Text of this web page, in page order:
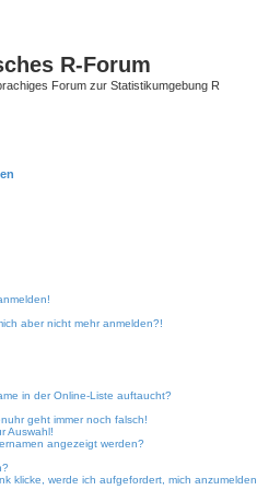
R-Forum
Forum zur Statistikumgebung R
aber nicht mehr anmelden?!
in der Online-Liste auftaucht?
geht immer noch falsch!
Auswahl!
angezeigt werden?
klicke, werde ich aufgefordert, mich anzumelden.